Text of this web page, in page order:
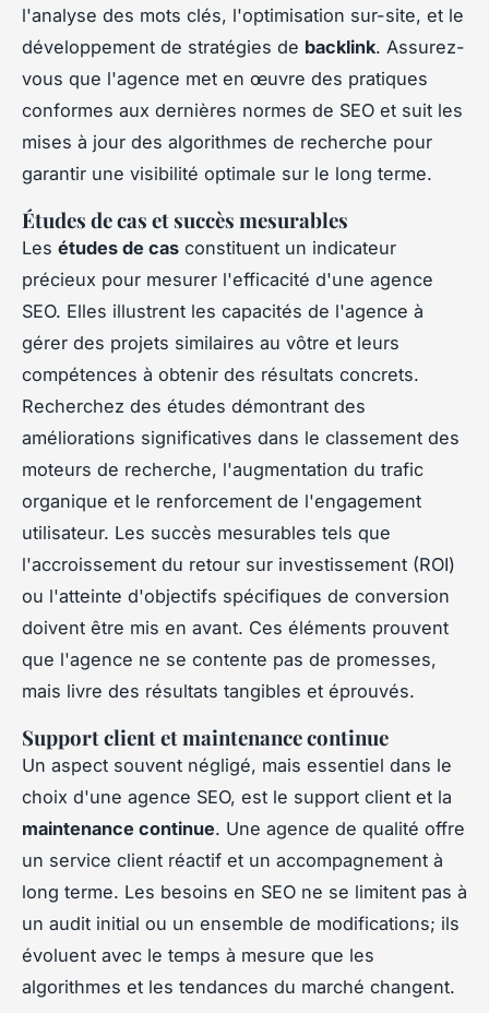
l'analyse des mots clés, l'optimisation sur-site, et le
développement de stratégies de backlink. Assurez-
vous que l'agence met en œuvre des pratiques
conformes aux dernières normes de SEO et suit les
mises à jour des algorithmes de recherche pour
garantir une visibilité optimale sur le long terme.
Études de cas et succès mesurables
Les études de cas constituent un indicateur
précieux pour mesurer l'efficacité d'une agence
SEO. Elles illustrent les capacités de l'agence à
gérer des projets similaires au vôtre et leurs
compétences à obtenir des résultats concrets.
Recherchez des études démontrant des
améliorations significatives dans le classement des
moteurs de recherche, l'augmentation du trafic
organique et le renforcement de l'engagement
utilisateur. Les succès mesurables tels que
l'accroissement du retour sur investissement (ROI)
ou l'atteinte d'objectifs spécifiques de conversion
doivent être mis en avant. Ces éléments prouvent
que l'agence ne se contente pas de promesses,
mais livre des résultats tangibles et éprouvés.
Support client et maintenance continue
Un aspect souvent négligé, mais essentiel dans le
choix d'une agence SEO, est le support client et la
maintenance continue. Une agence de qualité offre
un service client réactif et un accompagnement à
long terme. Les besoins en SEO ne se limitent pas à
un audit initial ou un ensemble de modifications; ils
évoluent avec le temps à mesure que les
algorithmes et les tendances du marché changent.